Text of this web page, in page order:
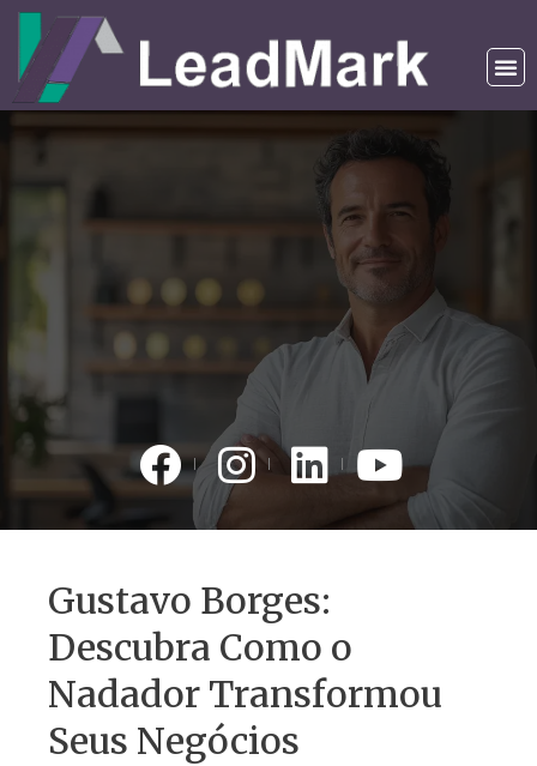
Gustavo Borges:
Descubra Como o
Nadador Transformou
Seus Negócios